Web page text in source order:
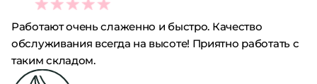
5
Работают очень слаженно и быстро. Качество
обслуживания всегда на высоте! Приятно работать с
таким складом.